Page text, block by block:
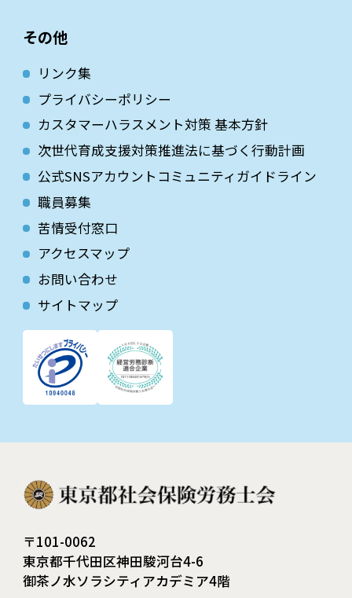
その他
リンク集
プライバシーポリシー
カスタマーハラスメント対策 基本方針
次世代育成⽀援対策推進法に基づく⾏動計画
公式SNSアカウントコミュニティガイドライン
職員募集
苦情受付窓口
アクセスマップ
お問い合わせ
サイトマップ
〒101-0062
東京都千代田区神田駿河台4-6
御茶ノ水ソラシティアカデミア4階